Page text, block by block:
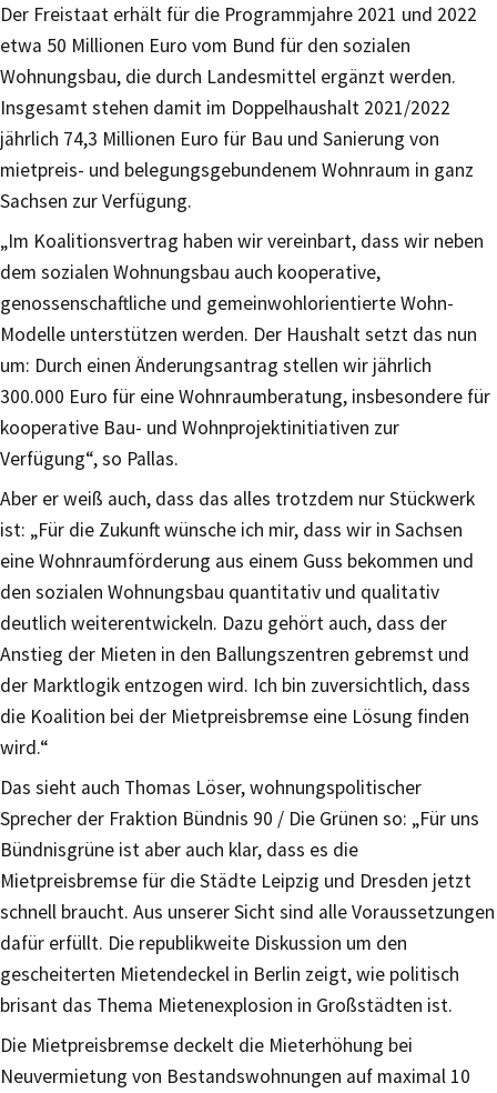
Der Freistaat erhält für die Programmjahre 2021 und 2022
etwa 50 Millionen Euro vom Bund für den sozialen
Wohnungsbau, die durch Landesmittel ergänzt werden.
Insgesamt stehen damit im Doppelhaushalt 2021/2022
jährlich 74,3 Millionen Euro für Bau und Sanierung von
mietpreis- und belegungsgebundenem Wohnraum in ganz
Sachsen zur Verfügung.
„Im Koalitionsvertrag haben wir vereinbart, dass wir neben
dem sozialen Wohnungsbau auch kooperative,
genossenschaftliche und gemeinwohlorientierte Wohn-
Modelle unterstützen werden. Der Haushalt setzt das nun
um: Durch einen Änderungsantrag stellen wir jährlich
300.000 Euro für eine Wohnraumberatung, insbesondere für
kooperative Bau- und Wohnprojektinitiativen zur
Verfügung“, so Pallas.
Aber er weiß auch, dass das alles trotzdem nur Stückwerk
ist: „Für die Zukunft wünsche ich mir, dass wir in Sachsen
eine Wohnraumförderung aus einem Guss bekommen und
den sozialen Wohnungsbau quantitativ und qualitativ
deutlich weiterentwickeln. Dazu gehört auch, dass der
Anstieg der Mieten in den Ballungszentren gebremst und
der Marktlogik entzogen wird. Ich bin zuversichtlich, dass
die Koalition bei der Mietpreisbremse eine Lösung finden
wird.“
Das sieht auch Thomas Löser, wohnungspolitischer
Sprecher der Fraktion Bündnis 90 / Die Grünen so: „Für uns
Bündnisgrüne ist aber auch klar, dass es die
Mietpreisbremse für die Städte Leipzig und Dresden jetzt
schnell braucht. Aus unserer Sicht sind alle Voraussetzungen
dafür erfüllt. Die republikweite Diskussion um den
gescheiterten Mietendeckel in Berlin zeigt, wie politisch
brisant das Thema Mietenexplosion in Großstädten ist.
Die Mietpreisbremse deckelt die Mieterhöhung bei
Neuvermietung von Bestandswohnungen auf maximal 10